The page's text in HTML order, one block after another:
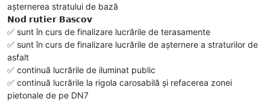
așternerea stratului de bază
𝗡𝗼𝗱 𝗿𝘂𝘁𝗶𝗲𝗿 𝗕𝗮𝘀𝗰𝗼𝘃
✅️ sunt în curs de finalizare lucrările de terasamente
✅️ sunt în curs de finalizare lucrările de așternere a straturilor de
asfalt
✅️ continuă lucrările de iluminat public
✅️ continuă lucrările la rigola carosabilă și refacerea zonei
pietonale de pe DN7